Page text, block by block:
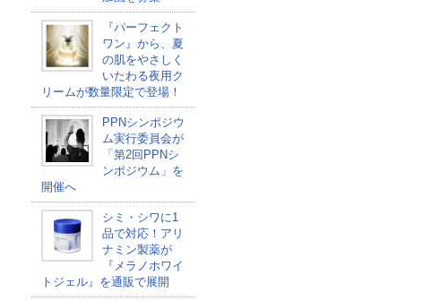
『パーフェクト
ワン』から、夏
の肌をやさしく
いたわる夜用ク
リームが数量限定で登場！
PPNシンポジウ
ム実行委員会が
「第2回PPNシ
ンポジウム」を
開催へ
シミ・シワに1
品で対応！アリ
ナミン製薬が
『メラノホワイ
トジェル』を通販で展開